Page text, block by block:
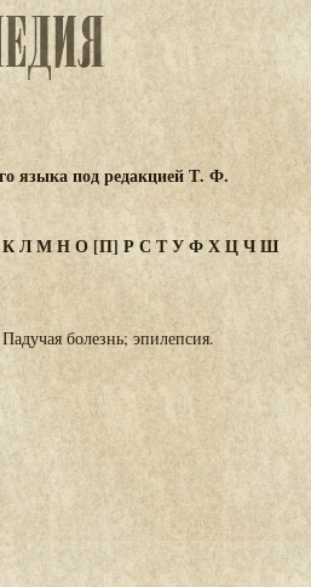
языка под редакцией Т. Ф.
КЛМНО[П] РС ТУФХЦЧШ
болезнь; эпилепсия.